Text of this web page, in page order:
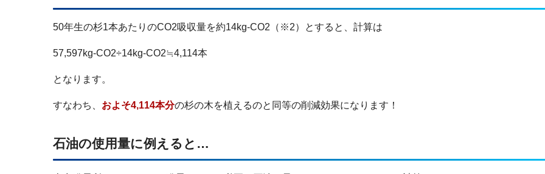
50年生の杉1本あたりのCO2吸収量を約14kg-CO2（※2）とすると、計算は
57,597kg-CO2÷14kg-CO2≒4,114本
となります。
すなわち、 およそ4,114本分の杉の木を植えるのと同等の削減効果になります！
石油の使用量に例えると…